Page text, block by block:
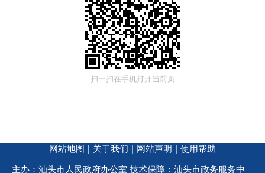
扫一扫在手机打开当前页
网站地图 | 关于我们 | 网站声明 | 使用帮助
主办：汕头市人民政府办公室 技术保障：汕头市政务服务中